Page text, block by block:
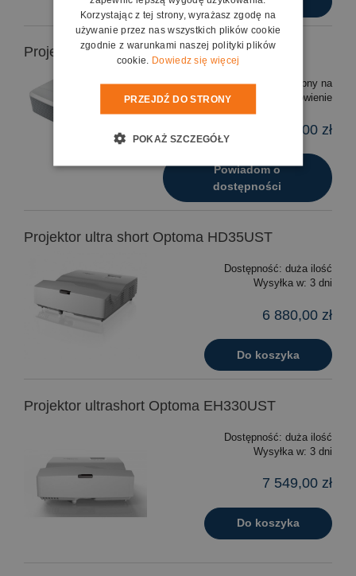
Projektor ultra short Optoma W320USTir
Dostępność:
dostępny na
zamówienie
10 400,00 zł
Powiadom o
dostępności
Projektor ultra short Optoma HD35UST
Dostępność: duża ilość
Wysyłka w: 3 dni
6 880,00 zł
Do koszyka
Projektor ultrashort Optoma EH330UST
Dostępność: duża ilość
Wysyłka w: 3 dni
7 549,00 zł
Do koszyka
Korzystając z tej strony, wyrażasz zgodę na
używanie przez nas wszystkich plików cookie
zgodnie z warunkami naszej polityki plików
cookie. Dowiedz się więcej
PRZEJDŹ DO STRONY
POKAŻ SZCZEGÓŁY